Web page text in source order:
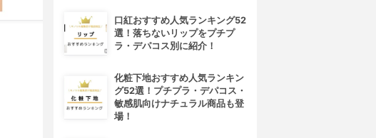
口紅おすすめ人気ランキング52
選！落ちないリップをプチプ
ラ・デパコス別に紹介！
化粧下地おすすめ人気ランキン
グ52選！プチプラ・デパコス・
敏感肌向けナチュラル商品も登
場！